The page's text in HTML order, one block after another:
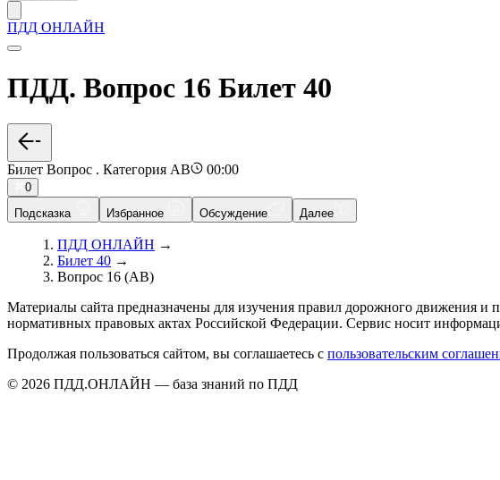
ПДД ОНЛАЙН
ПДД. Вопрос 16 Билет 40
Билет Вопрос . Категория AB 00:00
0
Подсказка
Избранное Обсуждение Далее
ПДД ОНЛАЙН →
Билет 40 →
Вопрос 16 (AB)
Материалы сайта предназначены для изучения правил дорожного движения
нормативных правовых актах Российской Федерации. Сервис носит
Продолжая пользоваться сайтом, вы соглашаетесь с пользовательским
© 2026 ПДД.ОНЛАЙН — база знаний по ПДД